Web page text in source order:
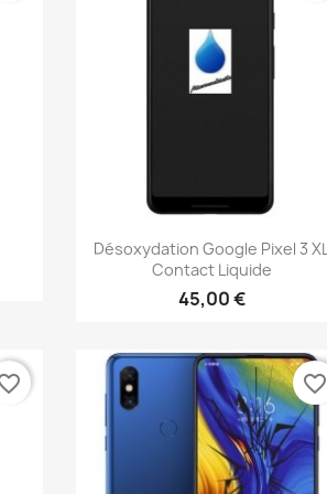
Aperçu rapide
Désoxydation Google Pixel 3 XL
Contact Liquide
45,00 €
favorite_border